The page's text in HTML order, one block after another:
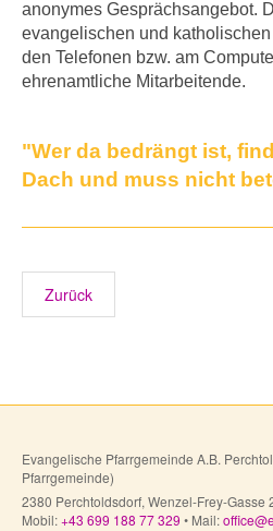
anonymes Gesprächsangebot.
evangelischen und
den Telefonen bzw. am
ehrenamtliche Mitarbeitende.
"Wer da bedrängt ist,
Dach und muss nicht
Zurück
Evangelische Pfarrgemeinde A.B.
Pfarrgemeinde)
2380 Perchtoldsdorf, Wenzel-Frey-Gasse
Mobil:+43 699 188 77 329 • Mail: